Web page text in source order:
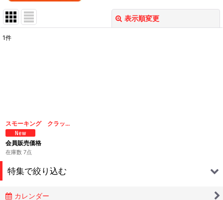
表示順変更
1件
スモーキング クラッシックスリム・エクストラロングフィルターSMOKING FILTER CLASSIC SLIM EXTRALONG
会員販売価格
在庫数 7点
特集で絞り込む
カレンダー